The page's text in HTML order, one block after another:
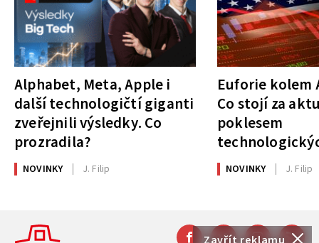
Alphabet, Meta, Apple i
další technologičtí giganti
zveřejnili výsledky. Co
prozradila?
NOVINKY J. Filip
Euforie kolem
Co stojí za
poklesem
NOVINKY J. Filip